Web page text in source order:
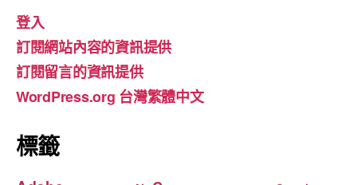
b
o
o
k
a
m
u
b
e
登入
訂閱網站內容的資訊提供
訂閱留言的資訊提供
WordPress.org 台灣繁體中文
標籤